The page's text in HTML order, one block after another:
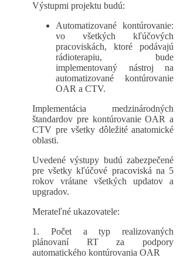
Výstupmi projektu budú:
Automatizované kontúrovanie:
vo všetkých kľúčových
pracoviskách, ktoré podávajú
rádioterapiu, bude
implementovaný nástroj na
automatizované kontúrovanie
OAR a CTV.
Implementácia medzinárodných
štandardov pre kontúrovanie OAR a
CTV pre všetky dôležité anatomické
oblasti.
Uvedené výstupy budú zabezpečené
pre všetky kľúčové pracoviská na 5
rokov vrátane všetkých updatov a
upgradov.
Merateľné ukazovatele:
1. Počet a typ realizovaných
plánovaní RT za podpory
automatického kontúrovania OAR